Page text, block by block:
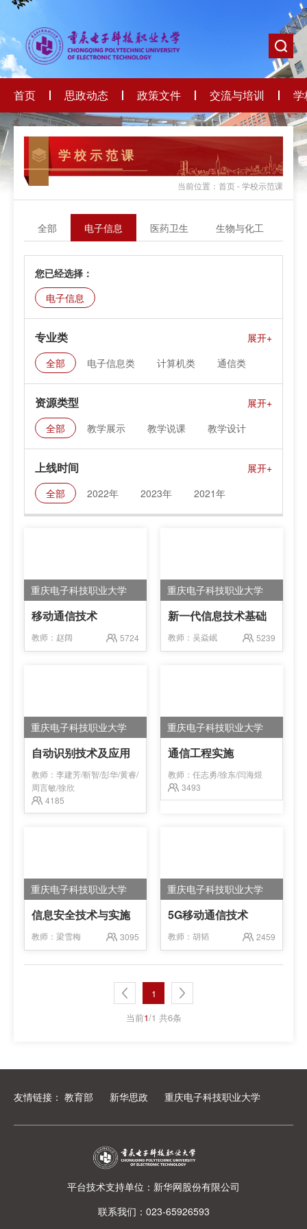
首页 思政动态 政策文件 交流与培训 学
学 校 示 范 课
当前位置：首页 - 学校示范课
全部 电子信息 医药卫生 生物与化工
您已经选择：
电子信息
专业类
全部 电子信息类 计算机类
通信类
资源类型
全部 教学展示 教学说课
教学设计
上线时间
全部 2022年 2023年 2021年
重庆电子科技职业大学
移动通信技术
教师： 赵阔 5724
重庆电子科技职业大学
新一代信息技术基础
教师： 吴焱岷 5239
重庆电子科技职业大学
自动识别技术及应用
教师： 李建芳/靳智/彭华/黄睿/
周言敏/徐欣
4185
重庆电子科技职业大学
通信工程实施
教师： 任志勇/徐东/闫海煜
3493
重庆电子科技职业大学
信息安全技术与实施
教师： 梁雪梅 3095
重庆电子科技职业大学
5G移动通信技术
教师： 胡韬 2459
1
当前1/1 共6条
友情链接： 教育部 新华思政 重庆电子科技职业大学
平台技术支持单位：新华网股份有限公司
联系我们：023-65926593